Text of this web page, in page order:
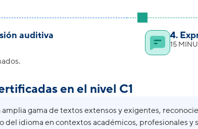
auditiva 4.
15
en el nivel C1
gama de textos extensos y exigentes,
del idioma en contextos académicos, profesionales y